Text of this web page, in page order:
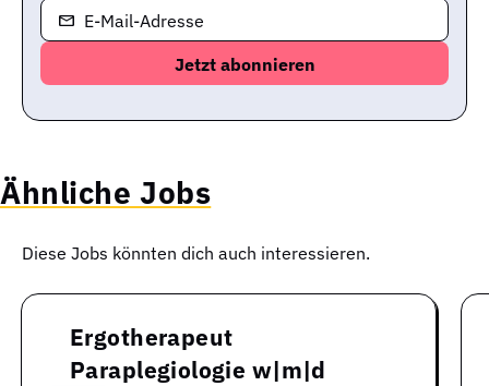
E-Mail-Adresse
Ähnliche Jobs
Diese Jobs könnten dich auch interessieren.
Ergotherapeut
Paraplegiologie w|m|d